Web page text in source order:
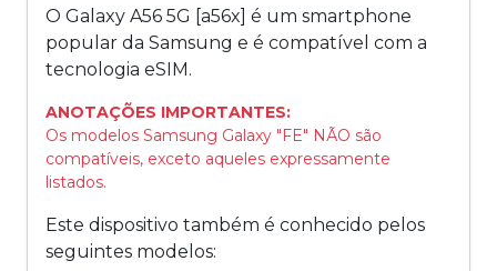
O Galaxy A56 5G [a56x] é um smartphone
popular da Samsung e é compatível com a
tecnologia eSIM.
ANOTAÇÕES IMPORTANTES:
Os modelos Samsung Galaxy "FE" NÃO são
compatíveis, exceto aqueles expressamente
listados.
Este dispositivo também é conhecido pelos
seguintes modelos: